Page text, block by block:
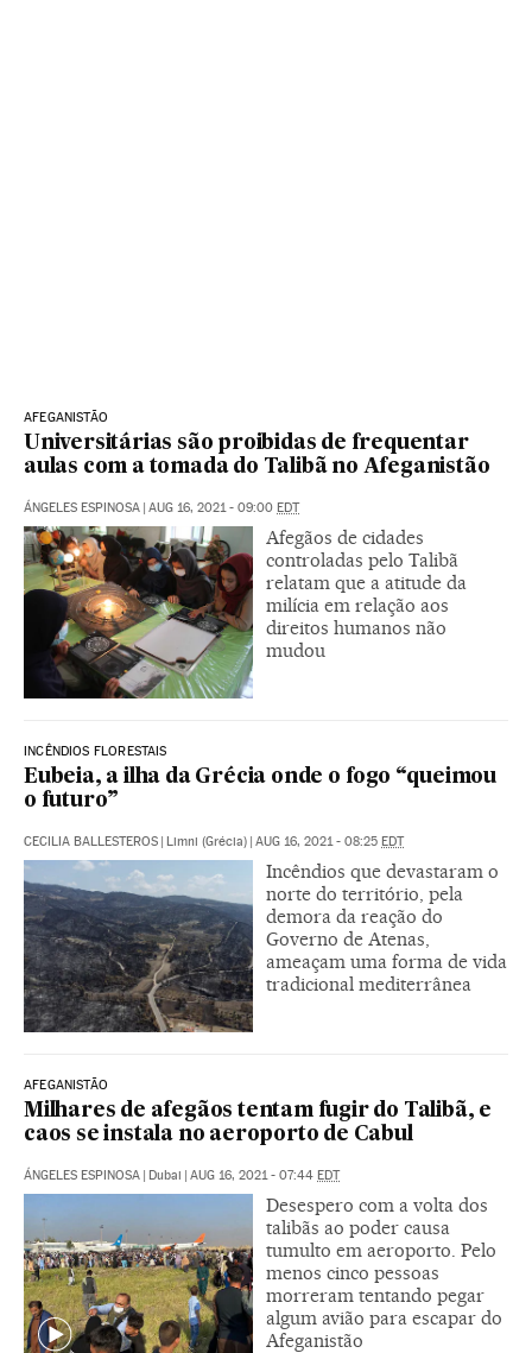
AFEGANISTÃO
Universitárias são proibidas de frequentar
aulas com a tomada do Talibã no Afeganistão
ÁNGELES ESPINOSA | AUG 16, 2021 - 09:00 EDT
Afegãos de cidades
controladas pelo Talibã
relatam que a atitude da
milícia em relação aos
direitos humanos não
mudou
INCÊNDIOS FLORESTAIS
Eubeia, a ilha da Grécia onde o fogo “queimou
o futuro”
CECILIA BALLESTEROS | Limni (Grécia) | AUG 16, 2021 - 08:25 EDT
Incêndios que devastaram o
norte do território, pela
demora da reação do
Governo de Atenas,
ameaçam uma forma de vida
tradicional mediterrânea
AFEGANISTÃO
Milhares de afegãos tentam fugir do Talibã, e
caos se instala no aeroporto de Cabul
ÁNGELES ESPINOSA | Dubai | AUG 16, 2021 - 07:44 EDT
Desespero com a volta dos
talibãs ao poder causa
tumulto em aeroporto. Pelo
menos cinco pessoas
morreram tentando pegar
algum avião para escapar do
Afeganistão